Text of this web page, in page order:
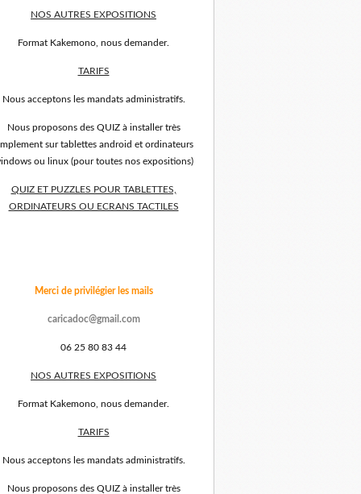
NOS AUTRES EXPOSITIONS
Format Kakemono, nous demander.
TARIFS
Nous acceptons les mandats administratifs.
Nous proposons des QUIZ à installer très
sur tablettes android et ordinateurs
ou linux (pour toutes nos expositions)
QUIZ ET PUZZLES POUR TABLETTES,
ORDINATEURS OU ECRANS TACTILES
Merci de privilégier les mails
caricadoc@gmail.com
06 25 80 83 44
NOS AUTRES EXPOSITIONS
Format Kakemono, nous demander.
TARIFS
Nous acceptons les mandats administratifs.
Nous proposons des QUIZ à installer très